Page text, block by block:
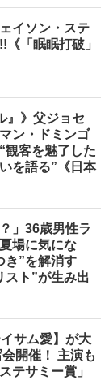
イソン・ステ
「眠眠打破」
』》父ジョセ
ン・ドミンゴ
観客を魅了した
を語る”《日本
」36歳男性ラ
場に気にな
き”を解消す
スト”が生み出
サム愛】が大
開催！ 主演も
テサミー賞」